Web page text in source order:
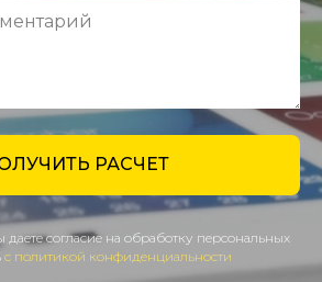
РАСЧЕТ
согласие на обработку персональных
с политикой конфиденциальности